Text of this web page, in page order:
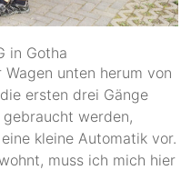
in Gotha
unten herum von
ersten drei Gänge
werden,
kleine Automatik vor.
muss ich mich hier